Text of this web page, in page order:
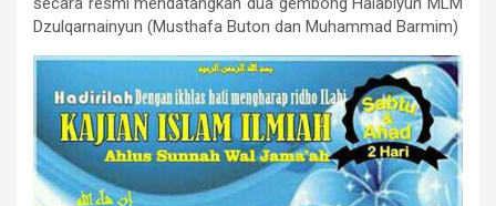
Dzulqarnainyun (Musthafa Buton dan Muhammad Barmim)